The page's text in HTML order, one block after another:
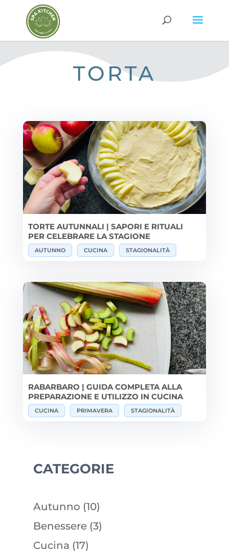
TORTA
TORTE AUTUNNALI | SAPORI E RITUALI
PER CELEBRARE LA STAGIONE
AUTUNNO CUCINA STAGIONALITÀ
RABARBARO | GUIDA COMPLETA ALLA
PREPARAZIONE E UTILIZZO IN CUCINA
CUCINA PRIMAVERA STAGIONALITÀ
CATEGORIE
Autunno (10)
Benessere(3)
Cucina (17)